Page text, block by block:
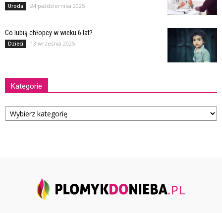
Uroda 24 października 2025
Co lubią chłopcy w wieku 6 lat?
Dzieci 13 września 2025
Kategorie
Kategorie